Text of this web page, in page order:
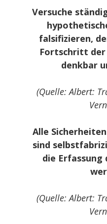
Versuche
falsifizieren,
Fortschritt der
denkbar
(Quelle: Albert:
Alle
sind
die
(Quelle: Albert: